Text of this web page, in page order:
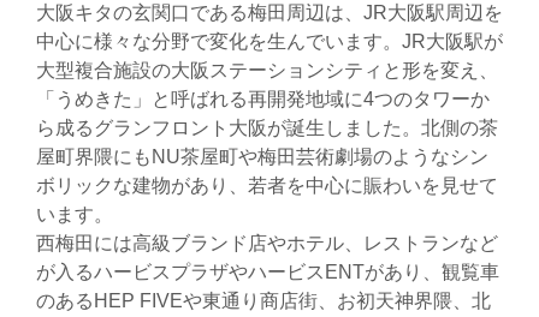
大阪キタの玄関口である梅田周辺は、JR大阪駅周辺を
中心に様々な分野で変化を生んでいます。JR大阪駅が
大型複合施設の大阪ステーションシティと形を変え、
「うめきた」と呼ばれる再開発地域に4つのタワーか
ら成るグランフロント大阪が誕生しました。北側の茶
屋町界隈にもNU茶屋町や梅田芸術劇場のようなシン
ボリックな建物があり、若者を中心に賑わいを見せて
います。
西梅田には高級ブランド店やホテル、レストランなど
が入るハービスプラザやハービスENTがあり、観覧車
のあるHEP FIVEや東通り商店街、お初天神界隈、北